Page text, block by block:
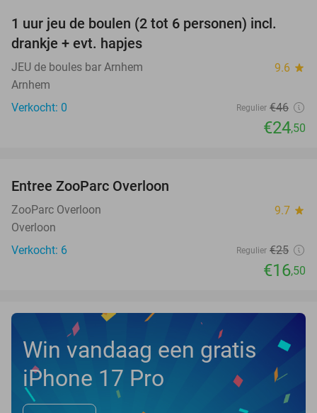
47%
NEW
TODAY
1 uur jeu de boulen (2 tot 6 personen) incl.
drankje + evt. hapjes
JEU de boules bar Arnhem 9.6 star
Arnhem
Verkocht: 0
Regulier €46
€24,50
TODAY
Entree ZooParc Overloon
ZooParc Overloon 9.7 star
Overloon
Verkocht: 6
Regulier €25
€16,50
Win vandaag een gratis
iPhone 17 Pro